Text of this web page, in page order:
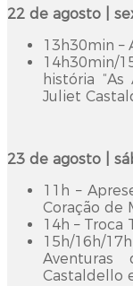
22 de agosto |
13h30min –
14h30min/
história
Juliet
23 de agosto |
11h –
Coração de
14h – Troca
15h/16h/
Aventuras
Castaldello